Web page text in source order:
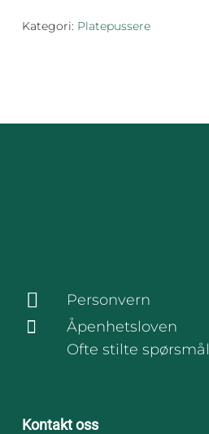
Kategori: Platepussere
Personvern
Åpenhetsloven
Ofte stilte spørsmål
Kontakt oss